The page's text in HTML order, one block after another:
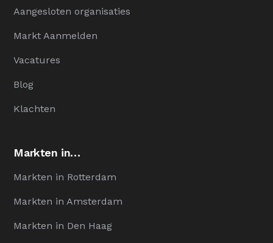
Aangesloten organisaties
Markt Aanmelden
Vacatures
Blog
Klachten
Markten in…
Markten in Rotterdam
Markten in Amsterdam
Markten in Den Haag